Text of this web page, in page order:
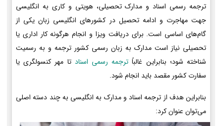
ترجمه رسمی اسناد و مدارک تحصیلی، هویتی و کاری به انگلیسی
جهت مهاجرت و ادامه تحصیل در کشورهای انگلیسی زبان یکی از
گام‌های اساسی است. برای دریافت ویزا و انجام هرگونه کار اداری یا
تحصیلی نیاز است مدارک به زبان رسمی کشور ترجمه و به رسمیت
شناخته شود؛ بنابراین غالباً ترجمه رسمی اسناد تا مهر کنسولگری یا
سفارت کشور مقصد باید انجام شود.
بنابراین هدف از ترجمه اسناد و مدارک به انگلیسی به چند دسته اصلی
می‌توان عنوان کرد: